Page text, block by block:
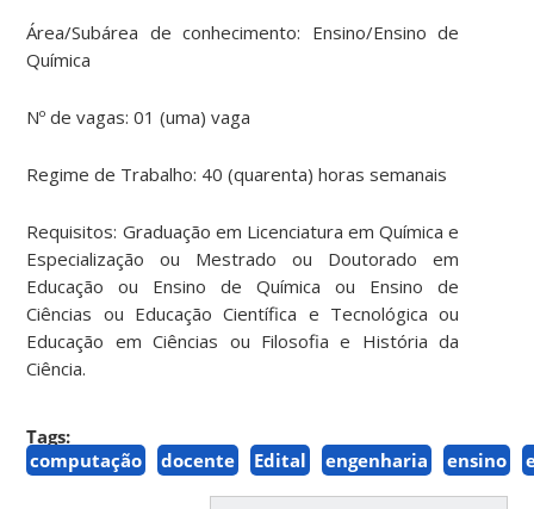
Área/Subárea de conhecimento: Ensino/Ensino de
Química
Nº de vagas: 01 (uma) vaga
Regime de Trabalho: 40 (quarenta) horas semanais
Requisitos: Graduação em Licenciatura em Química e
Especialização ou Mestrado ou Doutorado em
Educação ou Ensino de Química ou Ensino de
Ciências ou Educação Científica e Tecnológica ou
Educação em Ciências ou Filosofia e História da
Ciência.
Tags:
computação
docente Edital engenharia ensino